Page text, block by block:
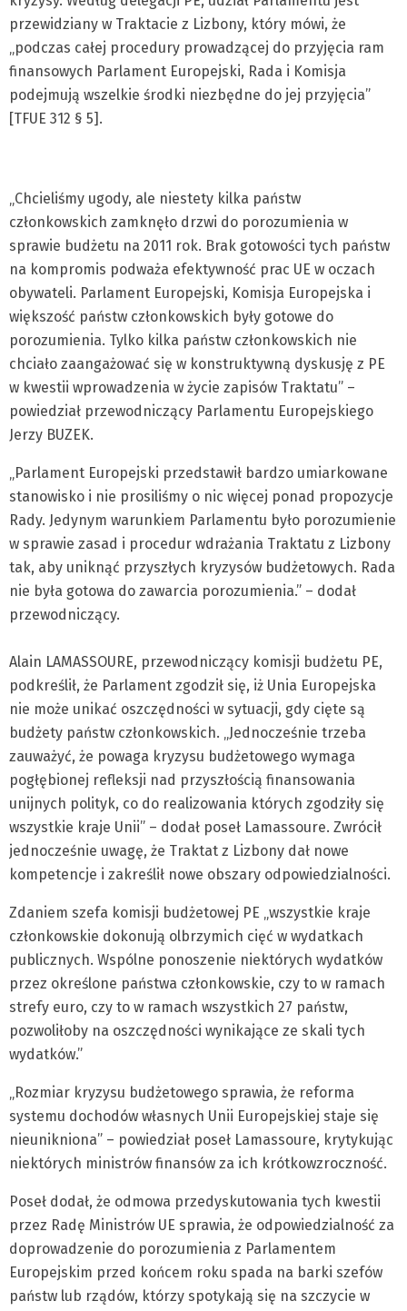
przewidziany w Traktacie z Lizbony, który mówi, że
„podczas całej procedury prowadzącej do przyjęcia ram
finansowych Parlament Europejski, Rada i Komisja
podejmują wszelkie środki niezbędne do jej przyjęcia”
[TFUE 312 § 5].
„Chcieliśmy ugody, ale niestety kilka państw
członkowskich zamknęło drzwi do porozumienia w
sprawie budżetu na 2011 rok. Brak gotowości tych państw
na kompromis podważa efektywność prac UE w oczach
obywateli. Parlament Europejski, Komisja Europejska i
większość państw członkowskich były gotowe do
porozumienia. Tylko kilka państw członkowskich nie
chciało zaangażować się w konstruktywną dyskusję z PE
w kwestii wprowadzenia w życie zapisów Traktatu” –
powiedział przewodniczący Parlamentu Europejskiego
Jerzy BUZEK.
„Parlament Europejski przedstawił bardzo umiarkowane
stanowisko i nie prosiliśmy o nic więcej ponad propozycje
Rady. Jedynym warunkiem Parlamentu było porozumienie
w sprawie zasad i procedur wdrażania Traktatu z Lizbony
tak, aby uniknąć przyszłych kryzysów budżetowych. Rada
nie była gotowa do zawarcia porozumienia.” – dodał
przewodniczący.
Alain LAMASSOURE, przewodniczący komisji budżetu PE,
podkreślił, że Parlament zgodził się, iż Unia Europejska
nie może unikać oszczędności w sytuacji, gdy cięte są
budżety państw członkowskich. „Jednocześnie trzeba
zauważyć, że powaga kryzysu budżetowego wymaga
pogłębionej refleksji nad przyszłością finansowania
unijnych polityk, co do realizowania których zgodziły się
wszystkie kraje Unii” – dodał poseł Lamassoure. Zwrócił
jednocześnie uwagę, że Traktat z Lizbony dał nowe
kompetencje i zakreślił nowe obszary odpowiedzialności.
Zdaniem szefa komisji budżetowej PE „wszystkie kraje
członkowskie dokonują olbrzymich cięć w wydatkach
publicznych. Wspólne ponoszenie niektórych wydatków
przez określone państwa członkowskie, czy to w ramach
strefy euro, czy to w ramach wszystkich 27 państw,
pozwoliłoby na oszczędności wynikające ze skali tych
wydatków.”
„Rozmiar kryzysu budżetowego sprawia, że reforma
systemu dochodów własnych Unii Europejskiej staje się
nieunikniona” – powiedział poseł Lamassoure, krytykując
niektórych ministrów finansów za ich krótkowzroczność.
Poseł dodał, że odmowa przedyskutowania tych kwestii
przez Radę Ministrów UE sprawia, że odpowiedzialność za
doprowadzenie do porozumienia z Parlamentem
Europejskim przed końcem roku spada na barki szefów
państw lub rządów, którzy spotykają się na szczycie w